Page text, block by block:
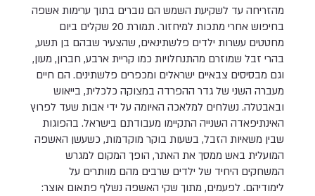
מהזריחה עד לשקיעת השמש הם נוברים בתוך ערימות אשפה
בחיפוש אחרי מתכות למיחזור. תמורת 20 שקלים ביום
מחטטים עשרות ילדים פלשתינאים, שהצעיר שבהם בן תשע,
בהרי זבל שמוזרם מהתנחלויות כמו קריית ארבע, חברון, מעון,
וגם מבסיסים צבאיים ישראלים ומכפרים פלשתינים. הם חיים
מעברה השני של גדר ההפרדה במצוקה כלכלית, בייאוש
ובאבטלה. נשלחים למלאכה האיומה על ידי אבות שעד לפרוץ
האינתיפאדה השנייה התקיימו מעבודתם בישראל. בהפוגות
שבין משאיות הזבל, בשעות בוקר מוקדמות, כשעשן האשפה
המועלית באש ממסך את האתר, הופך המקום למגרש
המשחקים היחיד של ילדים שרבים מהם מוותרים על
לימודיהם. לפעמים, מתוך שקי האשפה נשלף פתאום אוצר: